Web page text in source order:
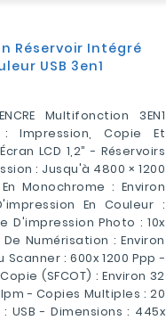
Réservoir Intégré
USB 3en1
Multifonction 3EN1
: Impression, Copie Et
LCD 1,2” - Réservoirs
: Jusqu'à 4800 × 1200
Monochrome : Environ
En Couleur :
D'impression Photo : 10x
Numérisation : Environ
: 600x 1200 Ppp -
(sFCOT) : Environ 32
Ipm - Copies Multiples : 20
USB - Dimensions : 445x